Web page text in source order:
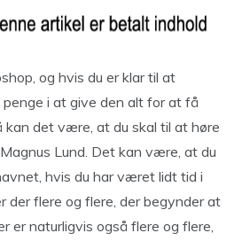
og hvis du er klar til at
i at give den alt for at få
kan det være, at du skal til at høre
Lund. Det kan være, at du
hvis du har været lidt tid i
der flere og flere, der begynder at
er naturligvis også flere og flere,